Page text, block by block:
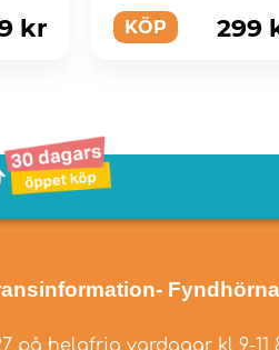
kr KÖP 299
-